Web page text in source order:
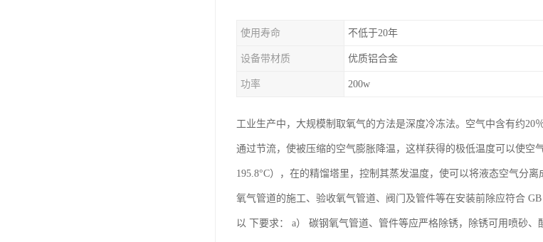
使用寿命 不低于20年
设备带材质 优质铝合金
功率 200w
工业生产中，大规模制取氧气的方法是深度冷冻法。空气中含有约
通过节流，使被压缩的空气膨胀降温，这样获得的极低温度可以使
195.8°C），在的精馏塔里，控制其蒸发温度，使可以将液态空气分
氧气管道的施工、验收氧气管道、阀门及管件等在安装前除应符合
以 下要求： a） 碳钢氧气管道、管件等应严格除锈，除锈可用喷砂